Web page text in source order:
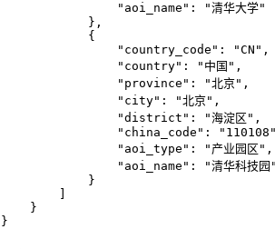
                "aoi_name": "清华大学"
            },
            {
                "country_code": "CN",
                "country": "中国",
                "province": "北京",
                "city": "北京",
                "district": "海淀区",
"china_code":
                "aoi_type": "产业园区",
"aoi_name": "清华科技园
            }
    }